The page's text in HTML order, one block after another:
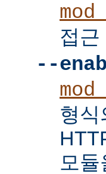
접근
--
형식
모